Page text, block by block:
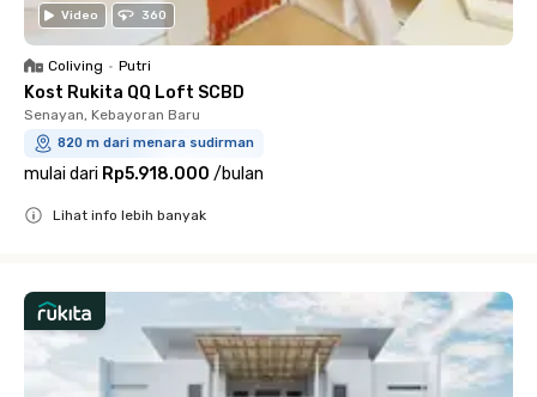
Video 360
Coliving • Putri
Kost Rukita QQ Loft SCBD
Senayan, Kebayoran Baru
820 m dari menara sudirman
mulai dari Rp5.918.000 /bulan
Lihat info lebih banyak